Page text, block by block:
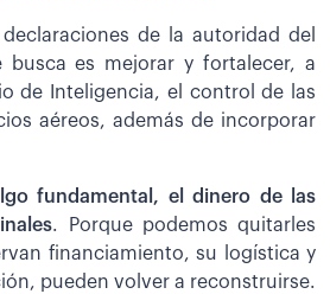
de la autoridad del
busca es mejorar y fortalecer, a
de Inteligencia, el control de las
aéreos, además de incorporar
fundamental, el dinero de las
. Porque podemos quitarles
financiamiento, su logística y
pueden volver a reconstruirse.